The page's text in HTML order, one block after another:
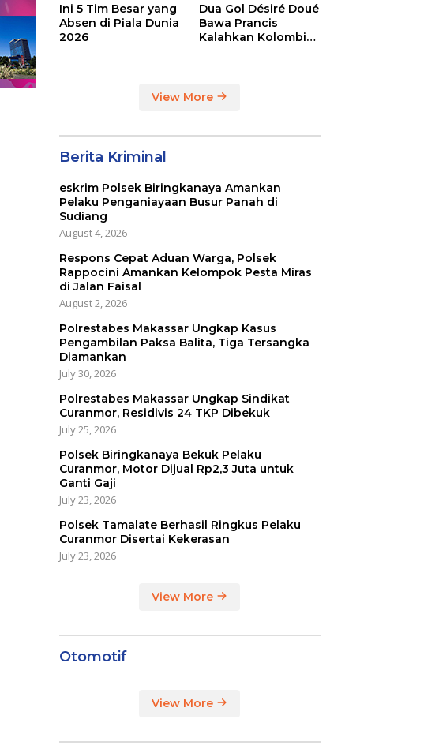
Ini 5 Tim Besar yang
Absen di Piala Dunia
2026
Dua Gol Désiré Doué
Bawa Prancis
Kalahkan Kolombia
View More
Berita Kriminal
eskrim Polsek Biringkanaya Amankan
Pelaku Penganiayaan Busur Panah di
Sudiang
August 4, 2026
Respons Cepat Aduan Warga, Polsek
Rappocini Amankan Kelompok Pesta Miras
di Jalan Faisal
August 2, 2026
Polrestabes Makassar Ungkap Kasus
Pengambilan Paksa Balita, Tiga Tersangka
Diamankan
July 30, 2026
Polrestabes Makassar Ungkap Sindikat
Curanmor, Residivis 24 TKP Dibekuk
July 25, 2026
Polsek Biringkanaya Bekuk Pelaku
Curanmor, Motor Dijual Rp2,3 Juta untuk
Ganti Gaji
July 23, 2026
Polsek Tamalate Berhasil Ringkus Pelaku
Curanmor Disertai Kekerasan
July 23, 2026
View More
Otomotif
View More